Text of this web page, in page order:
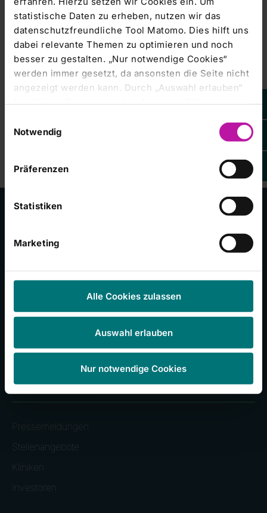
statistische Daten zu erheben, nutzen wir das
datenschutzfreundliche Tool Matomo. Dies hilft uns
dabei relevante Themen zu optimieren und noch
besser zu gestalten. „Nur notwendige Cookies“
werden immer gesetzt, da ansonsten die Seite nicht
angezeigt werden kann. Durch „Auswahl erlauben“
bestätigen Sie entsprechend ausgewählte
erlauben Sie alle eingesetzten Cookies. Sie können
Ihre
Einstellungen anpassen. Weitere Informationen
finden Sie auch in unserer
Datenschutzerklärung
Notwendig
Präferenzen
Statistiken
Marketing
Alle Cookies zulassen
Auswahl erlauben
Nur notwendige Cookies
Um Ihnen das
optimale
Nutzererlebnis
zu
ermöglichen,
bitten wir Sie
IhreCookie-
Einstellungen
anzupassen.
Marketing-
Kursentwicklung
Unsere Kliniken
RHÖN-KLINIKUM Campus Bad Neustadt
Klinikum Frankfurt (Oder)
Universitätsklinikum Gießen und Marburg
Zentralklinik Bad Berka
Häufig besuchte Seiten
Pressemeldungen
Stellenangebote
Kliniken
Investoren